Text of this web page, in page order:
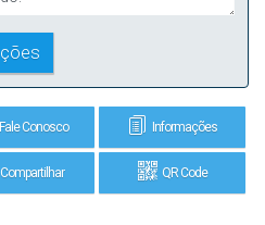
Fale Conosco Informações
Compartilhar QR Code